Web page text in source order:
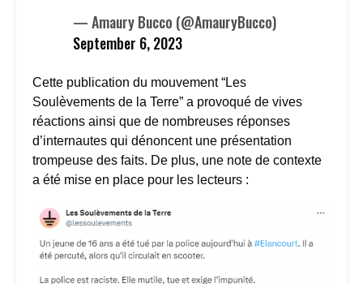
— Amaury Bucco (@AmauryBucco)
September 6, 2023
Cette publication du mouvement “Les
Soulèvements de la Terre” a provoqué de vives
réactions ainsi que de nombreuses réponses
d’internautes qui dénoncent une présentation
trompeuse des faits. De plus, une note de contexte
a été mise en place pour les lecteurs :